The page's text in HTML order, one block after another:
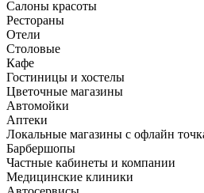
Салоны красоты
Рестораны
Отели
Столовые
Кафе
Гостиницы и хостелы
Цветочные магазины
Автомойки
Аптеки
Локальные магазины с офлайн
Барбершопы
Частные кабинеты и компании
Медицинские клиники